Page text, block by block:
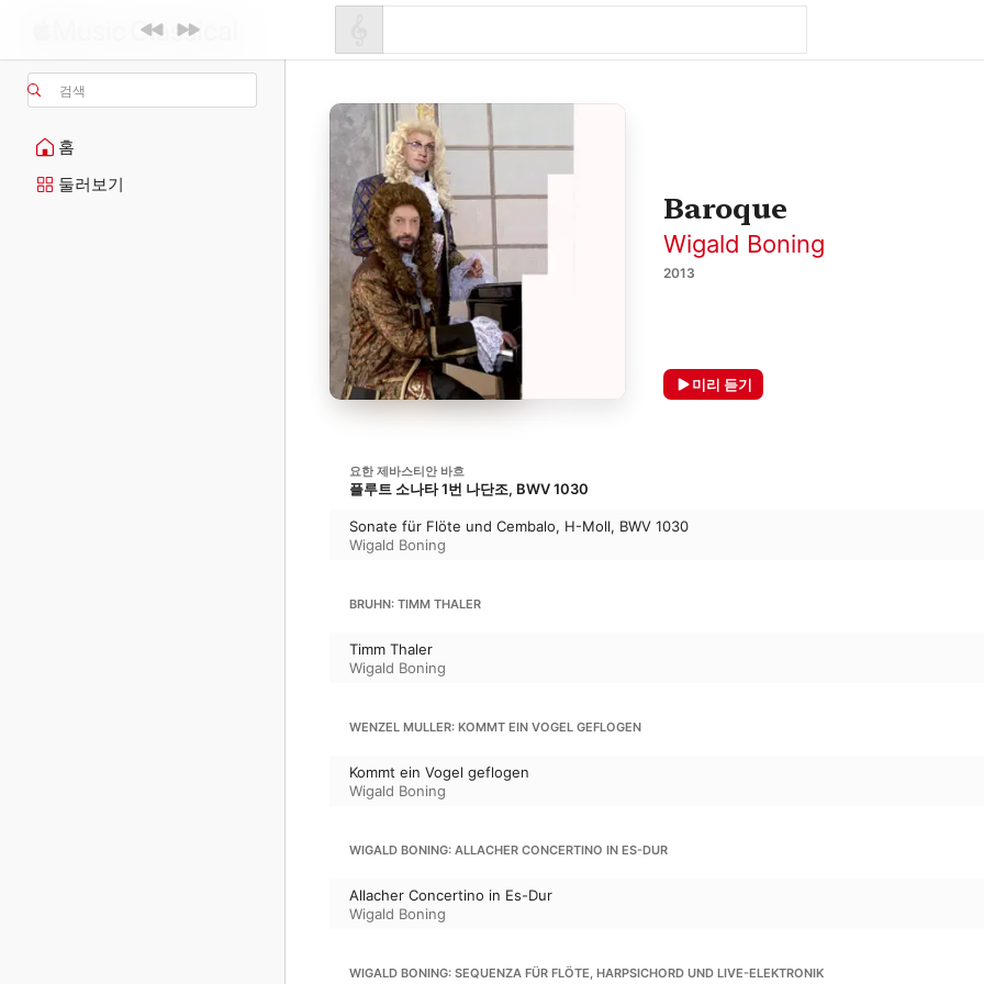
검색
홈
둘러보기
Baroque
Wigald Boning
2013
미리 듣기
요한 제바스티안 바흐
플루트 소나타 1번 나단조, BWV 1030
Sonate für Flöte und Cembalo, H-Moll, BWV 1030
Wigald Boning
BRUHN: TIMM THALER
Timm Thaler
Wigald Boning
WENZEL MULLER: KOMMT EIN VOGEL GEFLOGEN
Kommt ein Vogel geflogen
Wigald Boning
WIGALD BONING: ALLACHER CONCERTINO IN ES-DUR
Allacher Concertino in Es-Dur
Wigald Boning
WIGALD BONING: SEQUENZA FÜR FLÖTE, HARPSICHORD UND LIVE-ELEKTRONIK